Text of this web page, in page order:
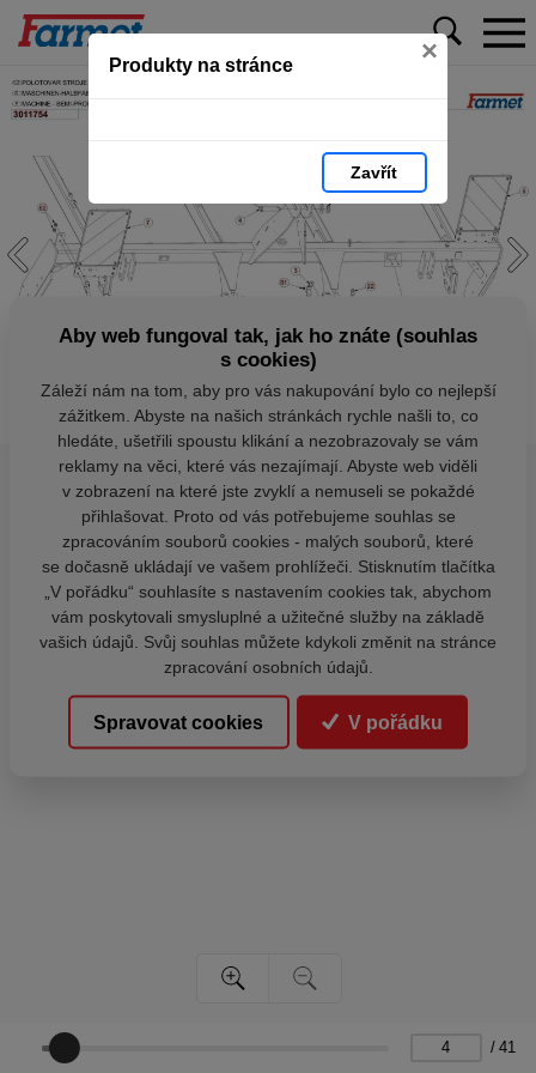
Produkty na stránce ×
Zavřít
/ 41
Aby web fungoval tak, jak ho znáte (souhlas
s cookies)
Záleží nám na tom, aby pro vás nakupování bylo co nejlepší
zážitkem. Abyste na našich stránkách rychle našli to, co
hledáte, ušetřili spoustu klikání a nezobrazovaly se vám
reklamy na věci, které vás nezajímají. Abyste web viděli
v zobrazení na které jste zvyklí a nemuseli se pokaždé
přihlašovat. Proto od vás potřebujeme souhlas se
zpracováním souborů cookies - malých souborů, které
se dočasně ukládají ve vašem prohlížeči. Stisknutím tlačítka
„V pořádku“ souhlasíte s nastavením cookies tak, abychom
vám poskytovali smysluplné a užitečné služby na základě
vašich údajů. Svůj souhlas můžete kdykoli změnit na stránce
zpracování osobních údajů.
Spravovat cookies V pořádku